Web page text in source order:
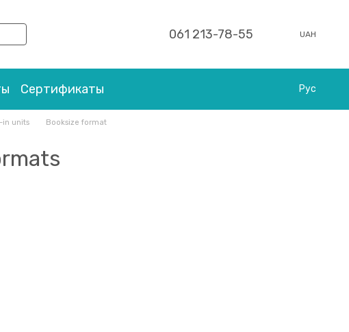
061 213-78-55 UAH
Сертификаты Рус
in units
Booksize format